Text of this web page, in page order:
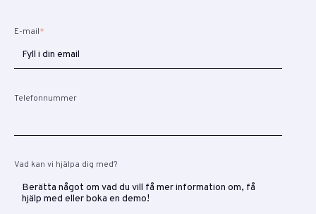
E-mail*
Telefonnummer
Vad kan vi hjälpa dig med?